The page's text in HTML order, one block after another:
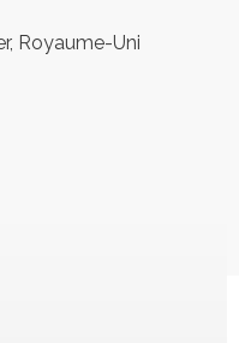
Royaume-Uni